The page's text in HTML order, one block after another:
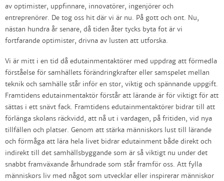
av optimister, uppfinnare, innovatörer, ingenjörer och
entreprenörer. De tog oss hit där vi är nu. På gott och ont. Nu,
nästan hundra år senare, då tiden åter tycks byta fot är vi
fortfarande optimister, drivna av lusten att utforska.
Vi är mitt i en tid då edutainmentaktörer med uppdrag att förmedla
förståelse för samhällets förändringkrafter eller samspelet mellan
teknik och samhälle står inför en stor, viktig och spännande uppgift.
Framtidens edutainmentaktör förstår att lärande är för viktigt för att
sättas i ett snävt fack. Framtidens edutainmentaktörer bidrar till att
förlänga skolans räckvidd, att nå ut i vardagen, på fritiden, vid nya
tillfällen och platser. Genom att stärka människors lust till lärande
och förmåga att lära hela livet bidrar edutainment både direkt och
indirekt till det samhällsbyggande som är så viktigt nu under det
snabbt framväxande århundrade som står framför oss. Att fylla
människors liv med något som utvecklar eller inspirerar människor